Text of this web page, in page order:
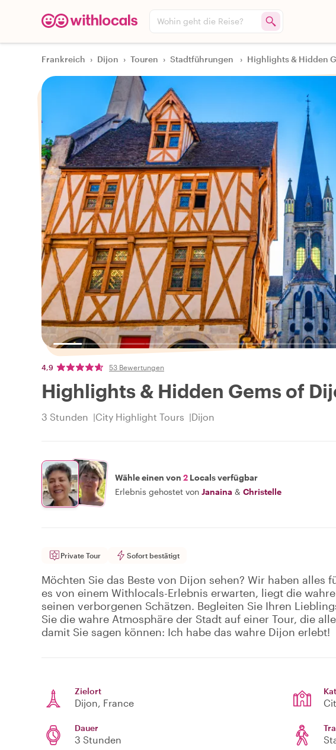
Wohin geht die Reise?
Frankreich › Dijon › Touren › Stadtführungen › Highlights & Hidden
4,9 53 Bewertungen
Highlights & Hidden Gems of
3 Stunden City Highlight Tours Dijon
Wähle einen von 2 Locals verfügbar
Erlebnis gehostet von Janaina & Christelle
Private Tour Sofort bestätigt
Möchten Sie das Beste von Dijon sehen? Wir haben alles
es von einem Withlocals-Erlebnis erwarten, liegt die
seinen verborgenen Schätzen. Begleiten Sie Ihren
Sie die wahre Atmosphäre der Stadt auf einer Tour, die
damit Sie sagen können: Ich habe das wahre Dijon erlebt!
Zielort
Dijon, France
Dauer
3 Stunden